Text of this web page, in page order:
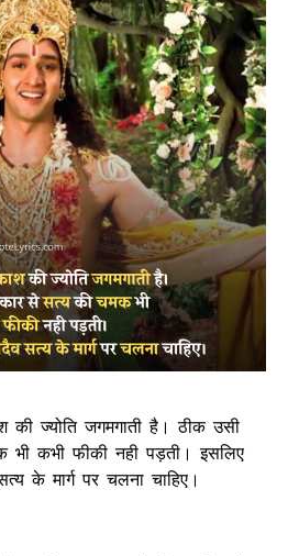
ज्योति जगमगाती है। ठीक उसी
कभी फीकी नही पड़ती। इसलिए
के मार्ग पर चलना चाहिए।